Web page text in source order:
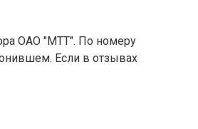
ОАО "МТТ". По номеру
Если в отзывах